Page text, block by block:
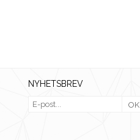
NYHETSBREV
OK